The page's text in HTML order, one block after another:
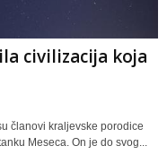
civilizacija koja
članovi kraljevske porodice
Meseca. On je do svog...